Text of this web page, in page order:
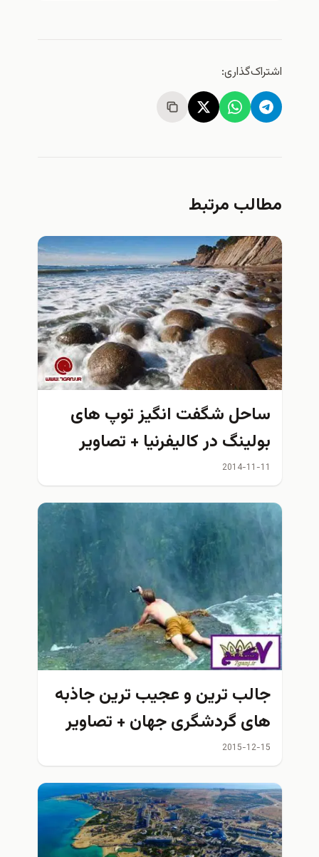
اشتراک‌گذاری:
مطالب مرتبط
ساحل شگفت انگيز توپ های
بولینگ در كاليفرنيا + تصاوير
2014-11-11
جالب ترین و عجیب ترین جاذبه
های گردشگری جهان + تصاویر
2015-12-15